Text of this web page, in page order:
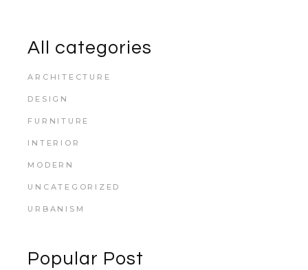
All categories
ARCHITECTURE
DESIGN
FURNITURE
INTERIOR
MODERN
UNCATEGORIZED
URBANISM
Popular Post